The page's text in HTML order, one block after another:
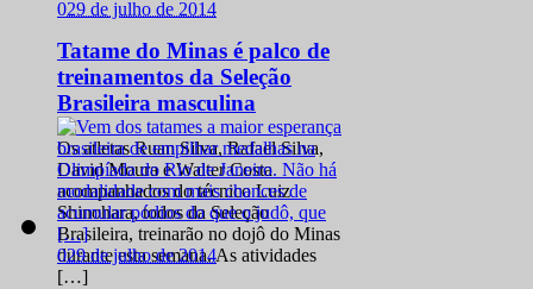
029 de julho de 2014
Tatame do Minas é palco de
treinamentos da Seleção
Brasileira masculina
Os atletas Ruan Silva, Rafael Silva,
David Moura e Walter Costa
acompanhados do técnico Luiz
Shinohara, todos da Seleção
Brasileira, treinarão no dojô do Minas
durante esta semana. As atividades
[…]
029 de julho de 2014